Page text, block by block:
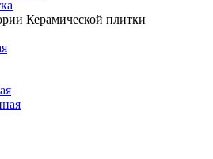
Керамической плитки